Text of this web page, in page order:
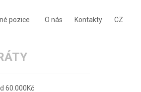
pozice O nás Kontakty CZ
60.000Kč